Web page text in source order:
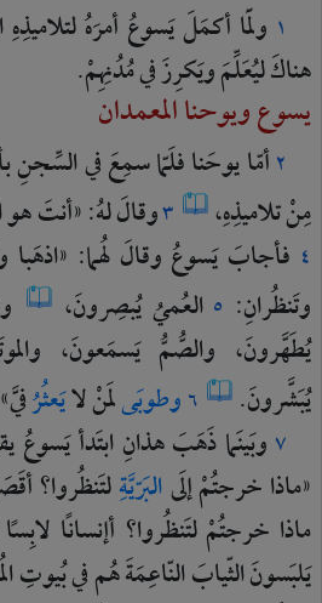
١ ولَمّاأكمَلَيَسوعُأمرَهُلتلاميذِهِ
هناكَليُعَلِّمَويَكرِزَفيمُدُنِهِمْ.
يسوع ويوحنا المعمدان
٢أمّايوحَنافلَمّاسمِعَفيالسِّجنِ
مِنْتلاميذِهِ، ٣وقالَلهُ:«أنتَهو
٤ فأجابَيَسوعُوقالَلهُما: «اذهَبا
وتَنظُرانِ: ٥ العُميُيُبصِرونَ،
يُطَهَّرونَ، والصُّمُّيَسمَعونَ،
يُبَشَّرونَ.
٦وطوبَىلمَنْلايَعثُرُ
٧ وبَينَماذَهَبَهذانِابتَدأيَسوعُ
«ماذاخرجتُمْإلَىالبَرّيَّةِلتَنظُروا؟
ماذا خرجتُمْلتَنظُروا؟ أإنسانًا لابِسًا
يَلبَسونَالثّيابَالنّاعِمَةَهُمفيبُيوتِ